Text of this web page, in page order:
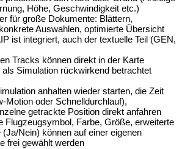
Höhe, Geschwindigkeit etc.)
für große Dokumente: Blättern,
Auswahlen, optimierte Übersicht
ist integriert, auch der textuelle Teil (GEN,
Tracks können direkt in der Karte
Simulation rückwirkend betrachtet
anhalten wieder starten, die Zeit
Motion oder Schnelldurchlauf),
getrackte Position direkt anfahren
Flugzeugsymbol, Farbe, Größe, erweiterte
(Ja/Nein) können auf einer eigenen
frei gewählt werden